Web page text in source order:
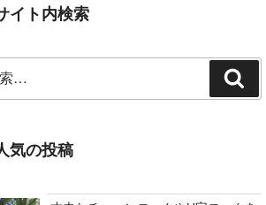
イト内検索
索
気の投稿